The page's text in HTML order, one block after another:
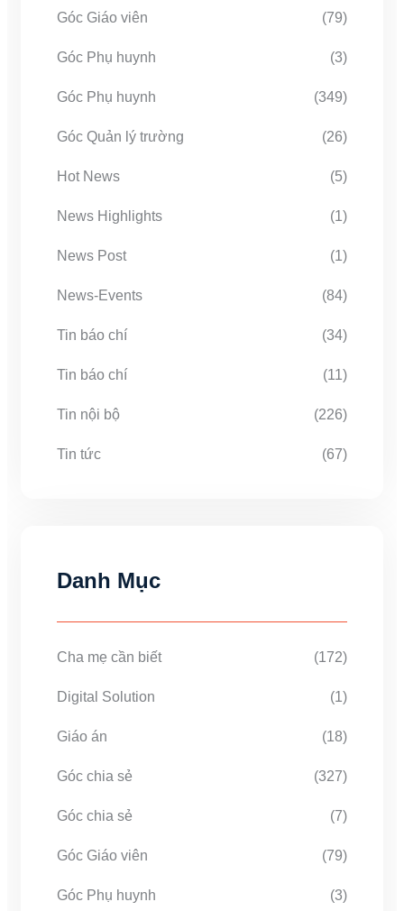
Góc Giáo viên (79)
Góc Phụ huynh (3)
Góc Phụ huynh (349)
Góc Quản lý trường (26)
Hot News (5)
News Highlights (1)
News Post (1)
News-Events (84)
Tin báo chí (34)
Tin báo chí (11)
Tin nội bộ (226)
Tin tức (67)
Danh Mục
Cha mẹ cần biết (172)
Digital Solution (1)
Giáo án (18)
Góc chia sẻ (327)
Góc chia sẻ (7)
Góc Giáo viên (79)
Góc Phụ huynh (3)